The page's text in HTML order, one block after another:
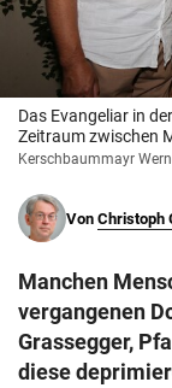
© Krone
Muthgasse 2,
Das Evangeliar in
Zeitraum zwischen
Kerschbaummayr
Von Christoph
Manchen
vergangenen
Grassegger,
diese